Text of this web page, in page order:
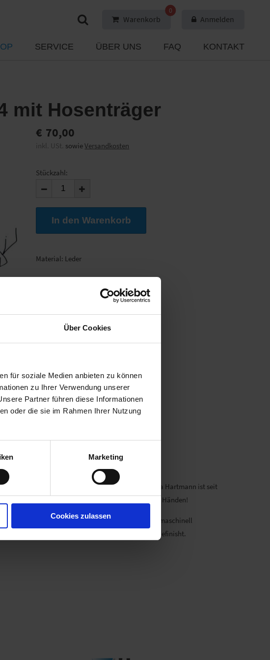
Über Cookies
für soziale Medien anbieten zu können
zu Ihrer Verwendung unserer
Partner führen diese Informationen
oder die sie im Rahmen Ihrer Nutzung
Marketing
Cookies zulassen
Anmelden
Warenkorb
0
SERVICE ÜBER UNS FAQ KONTAKT
mit Hosenträger
€ 70,00
inkl. USt. sowieVersandkosten
Stückzahl:
Material: Leder
über Optik, Tragekomfort und Haltbarkeit. Die Firma Hartmann ist seit
Bei uns ist ihre "zweite Haut" in kompetenten Händen!
werden manuell vorbehandelt, die Lederteile maschinell
aufgefrischt (nicht gefärbt,) imprägniert und gefinisht.